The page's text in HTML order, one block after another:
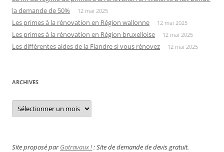
la demande de 50%
12 mai 2025
Les primes à la rénovation en Région wallonne 12 mai 2025
Les primes à la rénovation en Région bruxelloise 12 mai 2025
Les différentes aides de la Flandre si vous rénovez 12 mai 2025
ARCHIVES
Archives
Site proposé parGotravaux !: Site de demande de devis gratuit.